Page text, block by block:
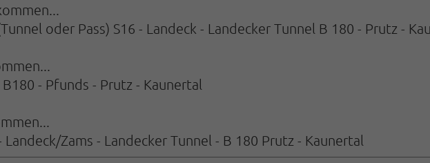
oder Pass) S16 - Landeck - Landecker Tunnel B 180 - Prutz -
- Pfunds - Prutz - Kaunertal
Landeck/Zams - Landecker Tunnel - B 180 Prutz - Kaunertal